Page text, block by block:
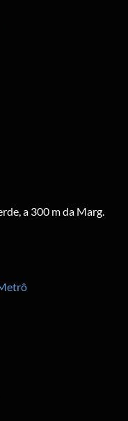
a 300 m da Marg.